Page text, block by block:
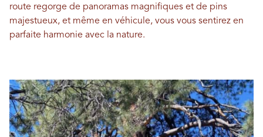
route regorge de panoramas magnifiques et de pins
majestueux, et même en véhicule, vous vous sentirez en
parfaite harmonie avec la nature.